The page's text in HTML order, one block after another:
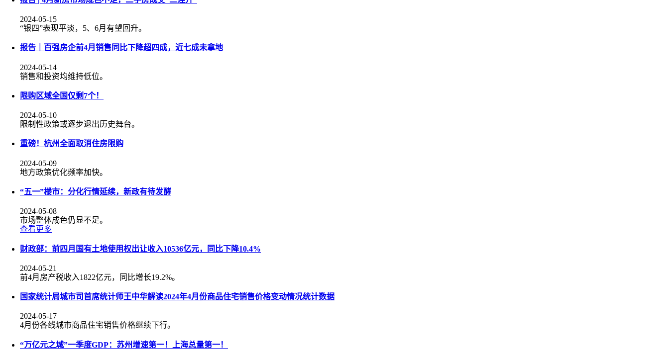
2024-05-15
“银四”表现平淡，5、6月有望回升。
报告｜百强房企前4月销售同比下降超四成，近七成未拿地
2024-05-14
销售和投资均维持低位。
限购区域全国仅剩7个！
2024-05-10
限制性政策或逐步退出历史舞台。
重磅！杭州全面取消住房限购
2024-05-09
地方政策优化频率加快。
“五一”楼市：分化行情延续，新政有待发酵
2024-05-08
市场整体成色仍显不足。
查看更多
财政部：前四月国有土地使用权出让收入10536亿元，同比下降10.4%
2024-05-21
前4月房产税收入1822亿元，同比增长19.2%。
国家统计局城市司首席统计师王中华解读2024年4月份商品住宅销售价格变动情况统计数据
2024-05-17
4月份各线城市商品住宅销售价格继续下行。
“万亿元之城”一季度GDP：苏州增速第一！上海总量第一！